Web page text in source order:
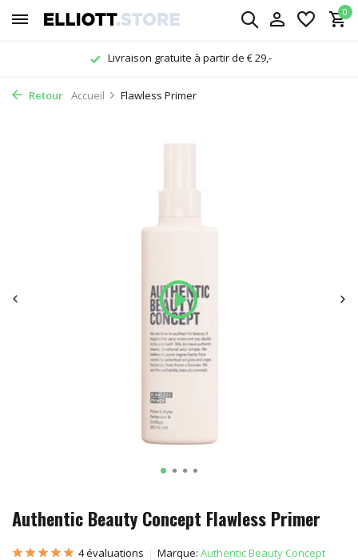
0
Livraison gratuite à partir de € 29,-
Retour Accueil Flawless Primer
Authentic Beauty Concept Flawless Primer
4 évaluations Marque: Authentic Beauty Concept